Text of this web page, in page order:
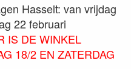
Hasselt: van vrijdag
22 februari
IS DE WINKEL
18/2 EN ZATERDAG